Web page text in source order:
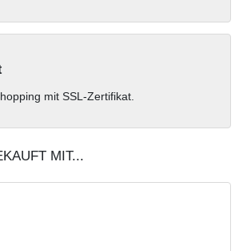
mit SSL-Zertifikat.
MIT...